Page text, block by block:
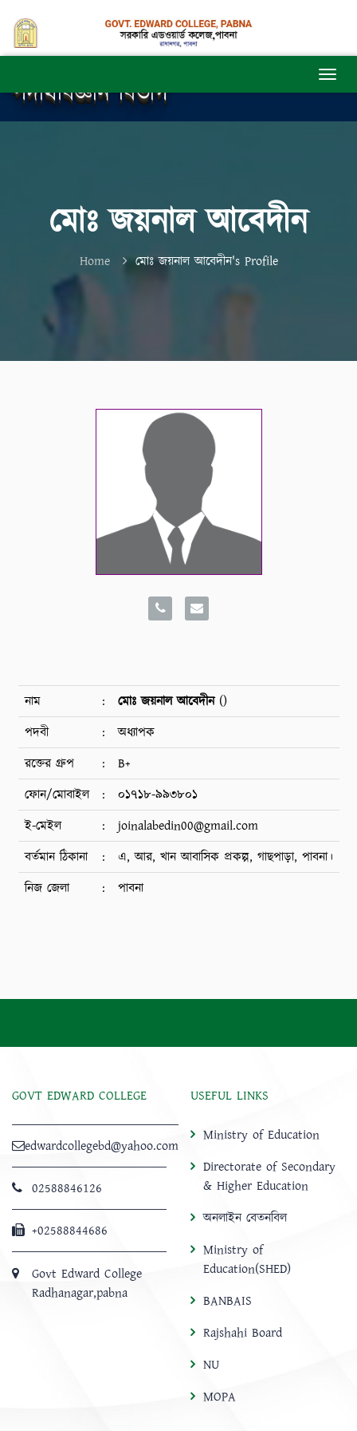
পদার্থবিজ্ঞান বিভাগ
মোঃ জয়নাল আবেদীন
Home মোঃ জয়নাল আবেদীন's Profile
নাম : মোঃ জয়নাল আবেদীন()
পদবী
:
অধ্যাপক
রক্তের গ্রুপ
:
B+
ফোন/মোবাইল
:
০১৭১৮-৯৯৩৮০১
ই-মেইল
:
joinalabedin00@gmail.com
বর্তমান ঠিকানা
:
এ, আর, খান আবাসিক প্রকল্প, গাছপাড়া, পাবনা।
নিজ জেলা
: পাবনা
GOVT EDWARD COLLEGE
edwardcollegebd@yahoo.com
02588846126
+02588844686
Govt Edward College
Radhanagar,pabna
USEFUL LINKS
Ministry of Education
Directorate of Secondary
& Higher Education
অনলাইন বেতনবিল
Ministry of
Education(SHED)
BANBAIS
Rajshahi Board
NU
MOPA